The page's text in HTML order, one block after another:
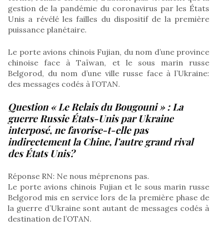
gestion de la pandémie du coronavirus par les États
Unis a révélé les failles du dispositif de la première
puissance planétaire.
Le porte avions chinois Fujian, du nom d’une province
chinoise face à Taïwan, et le sous marin russe
Belgorod, du nom d’une ville russe face à l’Ukraine:
des messages codés à l’OTAN.
Question « Le Relais du Bougouni » :La
guerre Russie États-Unis par Ukraine
interposé, ne favorise-t-elle pas
indirectement la Chine, l’autre grand rival
des États Unis?
Réponse RN: Ne nous méprenons pas.
Le porte avions chinois Fujian et le sous marin russe
Belgorod mis en service lors de la première phase de
la guerre d’Ukraine sont autant de messages codés à
destination de l’OTAN.